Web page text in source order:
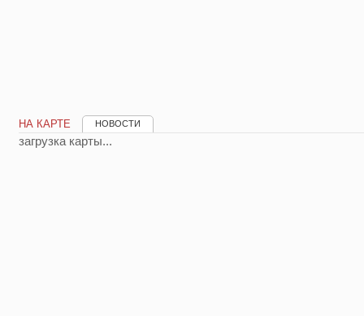
НА КАРТЕ НОВОСТИ
загрузка карты...